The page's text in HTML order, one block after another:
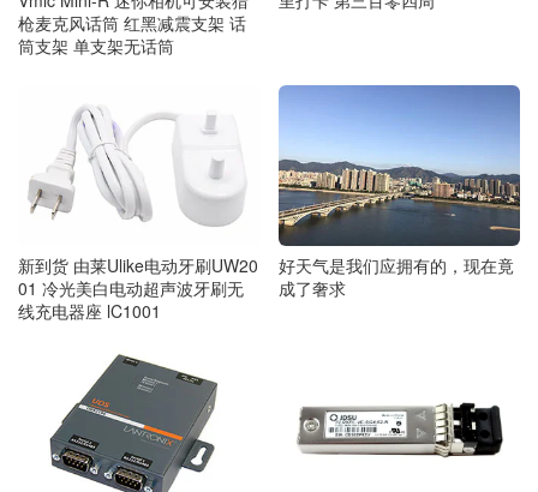
枪麦克风话筒 红黑减震支架 话
筒支架 单支架无话筒
新到货 由莱Ulike电动牙刷UW20
01 冷光美白电动超声波牙刷无
线充电器座 lC1001
好天气是我们应拥有的，现在竟
成了奢求